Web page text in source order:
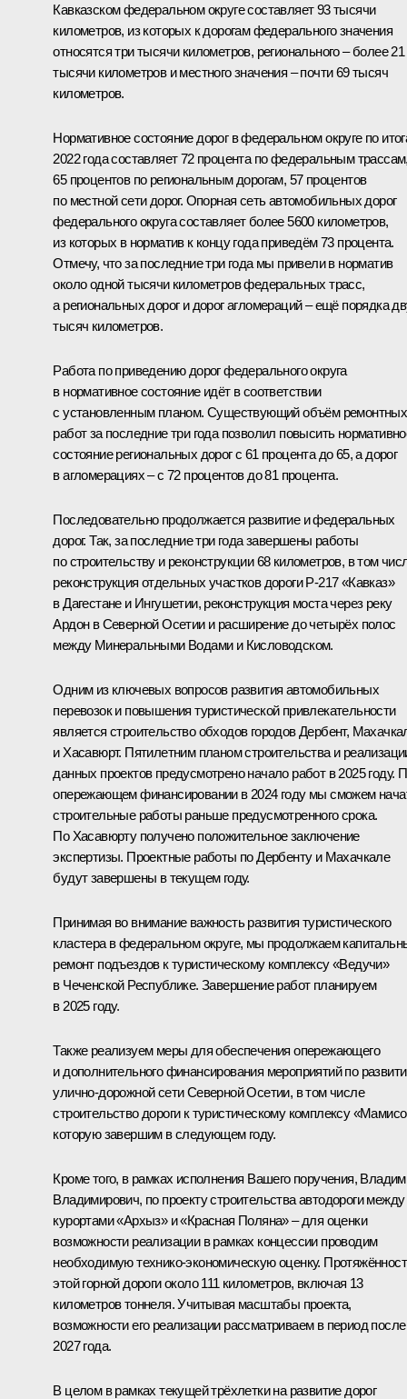
Кавказском федеральном округе составляет 93 тысячи
километров, из которых к дорогам федерального значения
относятся три тысячи километров, регионального – более 21
тысячи километров и местного значения – почти 69 тысяч
километров.
Нормативное состояние дорог в федеральном округе по
2022 года составляет 72 процента по федеральным
65 процентов по региональным дорогам, 57 процентов
по местной сети дорог. Опорная сеть автомобильных дорог
федерального округа составляет более 5600 километров,
из которых в норматив к концу года приведём 73 процента.
Отмечу, что за последние три года мы привели в норматив
около одной тысячи километров федеральных трасс,
а региональных дорог и дорог агломераций – ещё порядка
тысяч километров.
Работа по приведению дорог федерального округа
в нормативное состояние идёт в соответствии
с установленным планом. Существующий объём ремонтных
работ за последние три года позволил повысить
состояние региональных дорог с 61 процента до 65, а дорог
в агломерациях – с 72 процентов до 81 процента.
Последовательно продолжается развитие и федеральных
дорог. Так, за последние три года завершены работы
по строительству и реконструкции 68 километров, в том
реконструкция отдельных участков дороги Р-217 «Кавказ»
в Дагестане и Ингушетии, реконструкция моста через реку
Ардон в Северной Осетии и расширение до четырёх полос
между Минеральными Водами и Кисловодском.
Одним из ключевых вопросов развития автомобильных
перевозок и повышения туристической привлекательности
является строительство обходов городов Дербент,
и Хасавюрт. Пятилетним планом строительства и
данных проектов предусмотрено начало работ в 2025 году.
опережающем финансировании в 2024 году мы сможем
строительные работы раньше предусмотренного срока.
По Хасавюрту получено положительное заключение
экспертизы. Проектные работы по Дербенту и Махачкале
будут завершены в текущем году.
Принимая во внимание важность развития туристического
кластера в федеральном округе, мы продолжаем
ремонт подъездов к туристическому комплексу «Ведучи»
в Чеченской Республике. Завершение работ планируем
в 2025 году.
Также реализуем меры для обеспечения опережающего
и дополнительного финансирования мероприятий по
улично-дорожной сети Северной Осетии, в том числе
строительство дороги к туристическому комплексу
которую завершим в следующем году.
Кроме того, в рамках исполнения Вашего поручения,
Владимирович, по проекту строительства автодороги между
курортами «Архыз» и «Красная Поляна» – для оценки
возможности реализации в рамках концессии проводим
необходимую технико-экономическую оценку.
этой горной дороги около 111 километров, включая 13
километров тоннеля. Учитывая масштабы проекта,
возможности его реализации рассматриваем в период после
2027 года.
В целом в рамках текущей трёхлетки на развитие дорог